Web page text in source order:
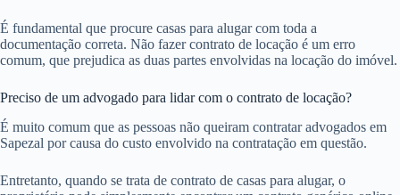
É fundamental que procure casas para alugar com toda a
documentação correta. Não fazer contrato de locação é um erro
comum, que prejudica as duas partes envolvidas na locação do imóvel.
Preciso de um advogado para lidar com o contrato de locação?
É muito comum que as pessoas não queiram contratar advogados em
Sapezal por causa do custo envolvido na contratação em questão.
Entretanto, quando se trata de contrato de casas para alugar, o